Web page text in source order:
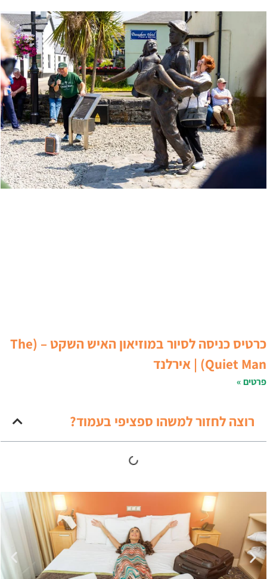
כרטיס כניסה לסיור במוזיאון האיש השקט – (The
Quiet Man) | אירלנד
פרטים »
רוצה לחזור למשהו ספציפי בעמוד?